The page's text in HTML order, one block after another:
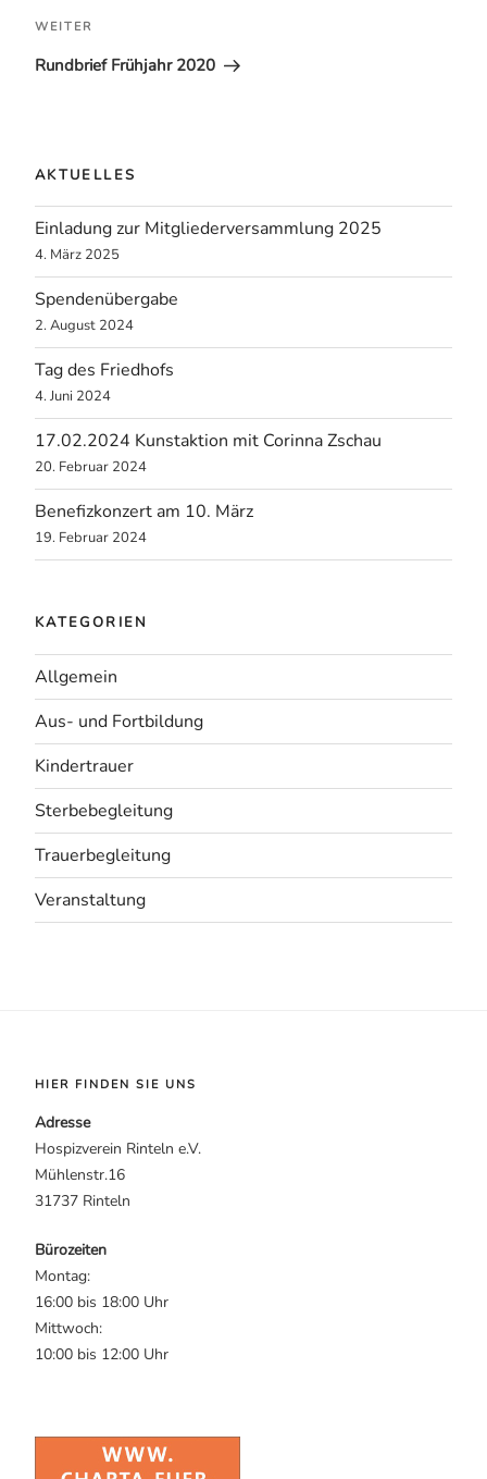
Nächster
Beitrag
WEITER
Rundbrief Frühjahr 2020
AKTUELLES
Einladung zur Mitgliederversammlung 2025
4. März 2025
Spendenübergabe
2. August 2024
Tag des Friedhofs
4. Juni 2024
17.02.2024 Kunstaktion mit Corinna Zschau
20. Februar 2024
Benefizkonzert am 10. März
19. Februar 2024
KATEGORIEN
Allgemein
Aus- und Fortbildung
Kindertrauer
Sterbebegleitung
Trauerbegleitung
Veranstaltung
HIER FINDEN SIE UNS
Adresse
Hospizverein Rinteln e.V.
Mühlenstr.16
31737 Rinteln
Bürozeiten
Montag:
16:00 bis 18:00 Uhr
Mittwoch:
10:00 bis 12:00 Uhr